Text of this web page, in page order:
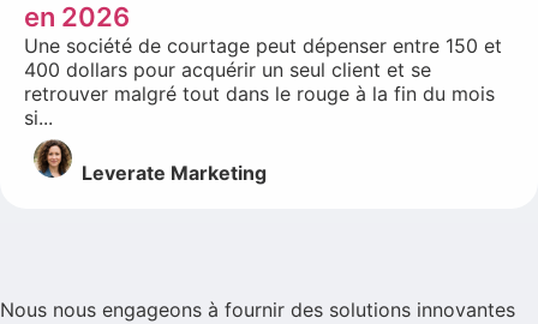
en 2026
Une société de courtage peut dépenser entre 150 et
400 dollars pour acquérir un seul client et se
retrouver malgré tout dans le rouge à la fin du mois
si...
Leverate Marketing
Nous nous engageons à fournir des solutions innovantes